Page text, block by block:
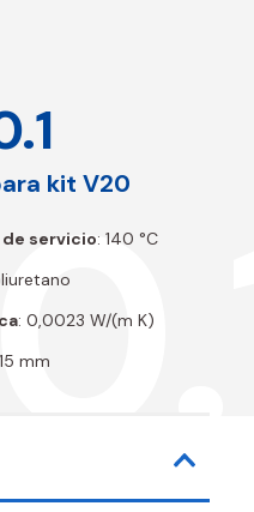
kit V20
servicio: 140 °C
: 0,0023 W/(m K)
mm